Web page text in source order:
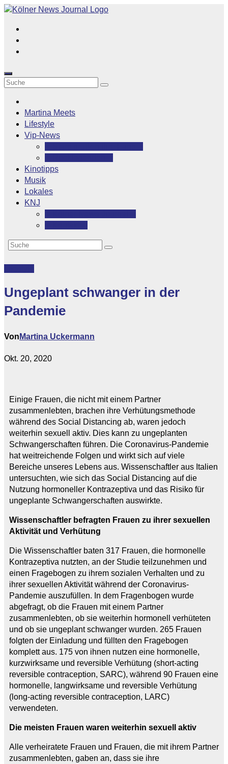
Zum
springen
Martina Meets
Lifestyle
Vip-News
Kinotipps
Musik
Lokales
KNJ
Ungeplant schwanger in der
Pandemie
Von Martina Uckermann
Okt. 20, 2020
Einige Frauen, die nicht mit einem Partner
zusammenlebten, brachen ihre Verhütungsmethode
während des Social Distancing ab, waren jedoch
weiterhin sexuell aktiv. Dies kann zu ungeplanten
Schwangerschaften führen. Die Coronavirus-Pandemie
hat weitreichende Folgen und wirkt sich auf viele
Bereiche unseres Lebens aus. Wissenschaftler aus Italien
untersuchten, wie sich das Social Distancing auf die
Nutzung hormoneller Kontrazeptiva und das Risiko für
ungeplante Schwangerschaften auswirkte.
Wissenschaftler befragten Frauen zu ihrer sexuellen
Aktivität und Verhütung
Die Wissenschaftler baten 317 Frauen, die hormonelle
Kontrazeptiva nutzten, an der Studie teilzunehmen und
einen Fragebogen zu ihrem sozialen Verhalten und zu
ihrer sexuellen Aktivität während der Coronavirus-
Pandemie auszufüllen. In dem Fragenbogen wurde
abgefragt, ob die Frauen mit einem Partner
zusammenlebten, ob sie weiterhin hormonell verhüteten
und ob sie ungeplant schwanger wurden. 265 Frauen
folgten der Einladung und füllten den Fragebogen
komplett aus. 175 von ihnen nutzen eine hormonelle,
kurzwirksame und reversible Verhütung (short-acting
reversible contraception, SARC), während 90 Frauen eine
hormonelle, langwirksame und reversible Verhütung
(long-acting reversible contraception, LARC)
verwendeten.
Die meisten Frauen waren weiterhin sexuell aktiv
Alle verheiratete Frauen und Frauen, die mit ihrem Partner
zusammenlebten, gaben an, dass sie ihre